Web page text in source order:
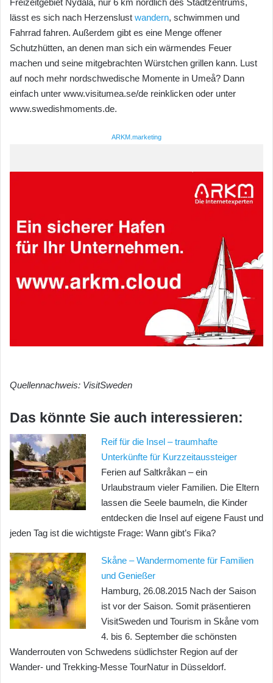
lässt es sich nach Herzenslust wandern, schwimmen und
Fahrrad fahren. Außerdem gibt es eine Menge offener
Schutzhütten, an denen man sich ein wärmendes Feuer
machen und seine mitgebrachten Würstchen grillen kann. Lust
auf noch mehr nordschwedische Momente in Umeå? Dann
einfach unter www.visitumea.se/de reinklicken oder unter
www.swedishmoments.de.
ARKM.marketing
Quellennachweis: VisitSweden
Das könnte Sie auch interessieren:
Reif für die Insel – traumhafte
Unterkünfte für Kurzzeitaussteiger
Ferien auf Saltkråkan – ein
Urlaubstraum vieler Familien. Die Eltern
lassen die Seele baumeln, die Kinder
entdecken die Insel auf eigene Faust und
jeden Tag ist die wichtigste Frage: Wann gibt’s Fika?
Skåne – Wandermomente für Familien
und Genießer
Hamburg, 26.08.2015 Nach der Saison
ist vor der Saison. Somit präsentieren
VisitSweden und Tourism in Skåne vom
4. bis 6. September die schönsten
Wanderrouten von Schwedens südlichster Region auf der
Wander- und Trekking-Messe TourNatur in Düsseldorf.